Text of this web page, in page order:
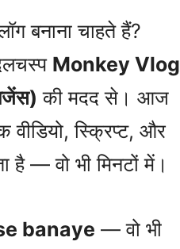
बनाना चाहते हैं?
Monkey Vlog
की मदद से। आज
वीडियो, स्क्रिप्ट, और
— वो भी मिनटों में।
banaye — वो भी